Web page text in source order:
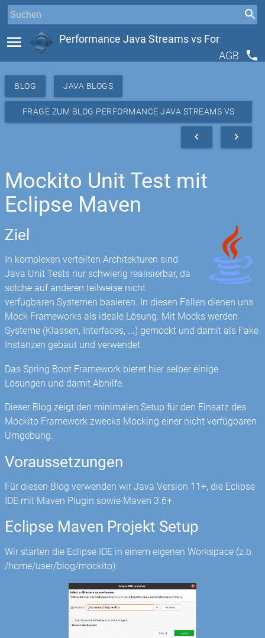
menu
Performance Java Streams vs For
AGB
phone
BLOG JAVA BLOGS
FRAGE ZUM BLOG PERFORMANCE JAVA STREAMS VS
navigate_next
navigate_before
Mockito Unit Test mit
Eclipse Maven
Ziel
In komplexen verteilten Architekturen sind
Java Unit Tests nur schwierig realisierbar, da
solche auf anderen teilweise nicht
verfügbaren Systemen basieren. In diesen Fällen dienen uns
Mock Frameworks als ideale Lösung. Mit Mocks werden
Systeme (Klassen, Interfaces, ...) gemockt und damit als Fake
Instanzen gebaut und verwendet.
Das Spring Boot Framework bietet hier selber einige
Lösungen und damit Abhilfe.
Dieser Blog zeigt den minimalen Setup für den Einsatz des
Mockito Framework zwecks Mocking einer nicht verfügbaren
Umgebung.
Voraussetzungen
Für diesen Blog verwenden wir Java Version 11+, die Eclipse
IDE mit Maven Plugin sowie Maven 3.6+.
Eclipse Maven Projekt Setup
Wir starten die Eclipse IDE in einem eigenen Workspace (z.b.
/home/user/blog/mockito):